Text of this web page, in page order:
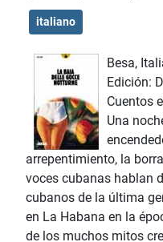
italiano
Besa,
Edición:
Cuentos
Una
arrepentimiento, la
voces cubanas hablan
cubanos de la última
en La Habana en la
de los muchos mitos